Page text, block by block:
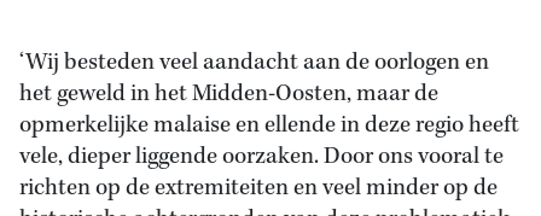
‘Wij besteden veel aandacht aan de oorlogen en
het geweld in het Midden-Oosten, maar de
opmerkelijke malaise en ellende in deze regio heeft
vele, dieper liggende oorzaken. Door ons vooral te
richten op de extremiteiten en veel minder op de